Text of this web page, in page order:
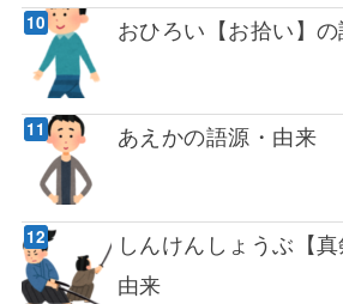
おひろい【お拾い】
あえかの語源・由来
しんけんしょうぶ【
由来